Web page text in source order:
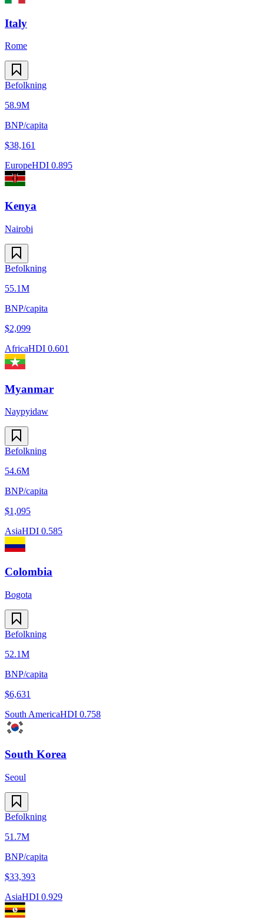
Italy
Rome
Befolkning
58.9M
BNP/capita
$38,161
EuropeHDI 0.895
Kenya
Nairobi
Befolkning
55.1M
BNP/capita
$2,099
AfricaHDI 0.601
Myanmar
Naypyidaw
Befolkning
54.6M
BNP/capita
$1,095
AsiaHDI 0.585
Colombia
Bogota
Befolkning
52.1M
BNP/capita
$6,631
South AmericaHDI 0.758
South Korea
Seoul
Befolkning
51.7M
BNP/capita
$33,393
AsiaHDI 0.929